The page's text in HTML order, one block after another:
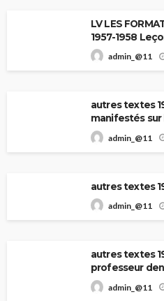
LV LES
1957-1958
admin_@11
autres textes
manifestés
admin_@11
autres textes
admin_@11
autres textes
professeur
admin_@11